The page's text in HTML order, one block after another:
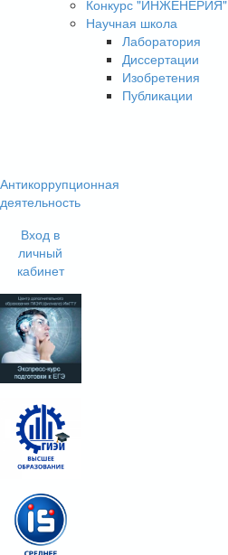
Конкурс "ИНЖЕНЕРИЯ"
Научная школа
Лаборатория
Диссертации
Изобретения
Публикации
Антикоррупционная
деятельность
Вход в
личный
кабинет